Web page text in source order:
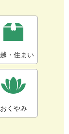
・住まい
おくやみ